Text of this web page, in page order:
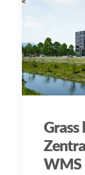
Grass
WMS